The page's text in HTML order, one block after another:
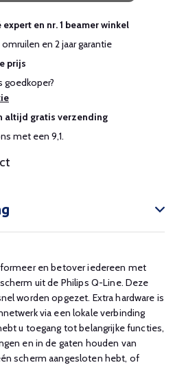
en nr. 1 beamer winkel
en 2 jaar garantie
prijs
goedkoper?
altijd gratis verzending
met een 9,1.
en betover iedereen met
uit de Philips Q-Line. Deze
worden opgezet. Extra hardware is
via een lokale verbinding
u toegang tot belangrijke functies,
en in de gaten houden van
scherm aangesloten hebt, of